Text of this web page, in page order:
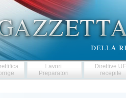
Lavori
Preparatori
Direttive
recepite